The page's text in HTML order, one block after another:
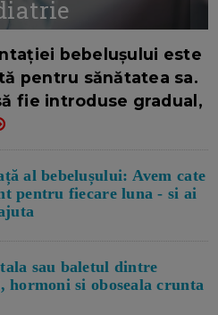
bebelușului este
pentru sănătatea sa.
fie introduse gradual,
al bebelușului: Avem cate
pentru fiecare luna - si ai
sau baletul dintre
hormoni si oboseala crunta